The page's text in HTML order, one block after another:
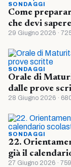
SONDAGGI
Come
che devi sapere
29 Giugno 2026 ·
SONDAGGI
Orale di
dalle prove
28 Giugno 2026 ·
SONDAGGI
22.
già il
27 Giugno 2026 ·